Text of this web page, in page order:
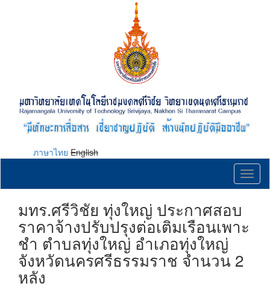
ภาษาไทย English
มทร.ศรีวิชัย ทุ่งใหญ่ ประกาศสอบ
ราคาจ้างปรับปรุงต่อเติมเรือนเพาะ
ชำ ตำบลทุ่งใหญ่ อำเภอทุ่งใหญ่
จังหวัดนครศรีธรรมราช จำนวน 2
หลัง